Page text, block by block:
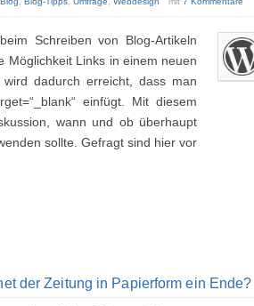
Schreiben von Blog-Artikeln
Möglichkeit Links in einem neuen
dadurch erreicht, dass man
einfügt. Mit diesem
wann und ob überhaupt
sollte. Gefragt sind hier vor
der Zeitung in Papierform ein Ende?